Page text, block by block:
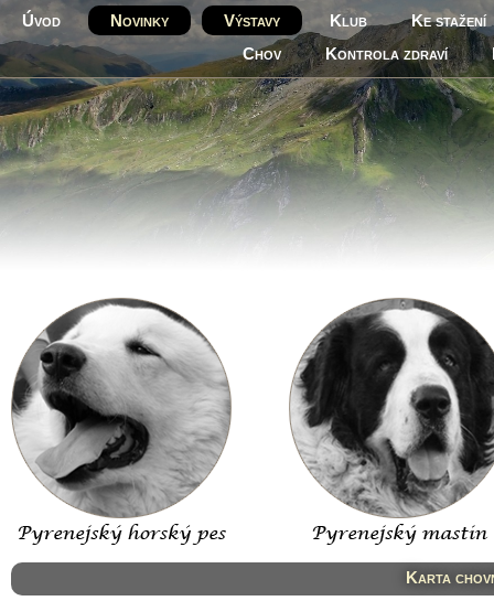
Úvod Novinky Výstavy Klub
Ke stažení
Chov
Kontrola zdraví
Karta